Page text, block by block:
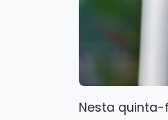
Nesta quinta-